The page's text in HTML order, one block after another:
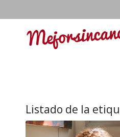
Listado de la